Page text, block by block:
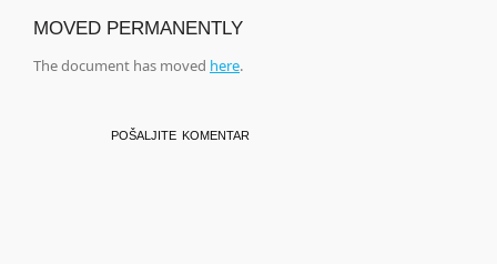
MOVED PERMANENTLY
The document has moved here.